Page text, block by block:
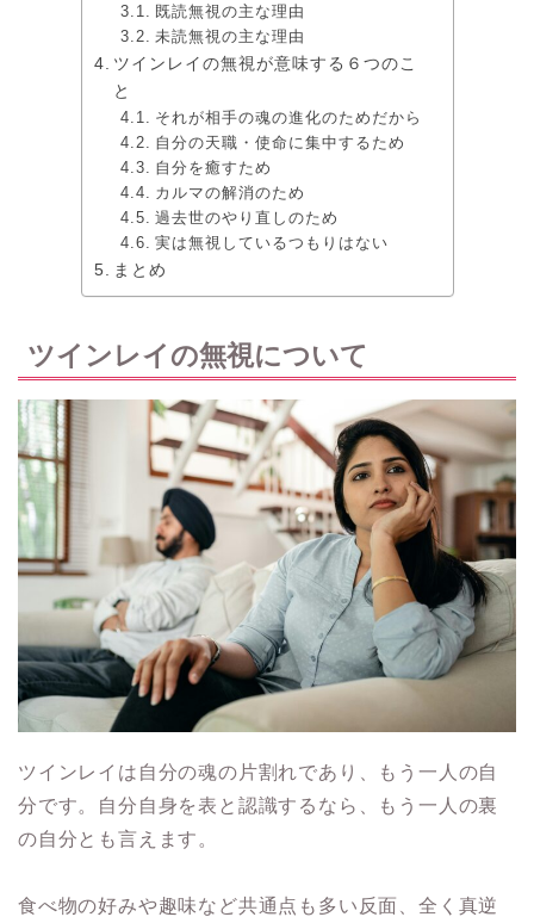
既読無視の主な理由
未読無視の主な理由
ツインレイの無視が意味する６つのこ
と
それが相手の魂の進化のためだから
自分の天職・使命に集中するため
自分を癒すため
カルマの解消のため
過去世のやり直しのため
実は無視しているつもりはない
まとめ
ツインレイの無視について
ツインレイは自分の魂の片割れであり、もう一人の自
分です。自分自身を表と認識するなら、もう一人の裏
の自分とも言えます。
食べ物の好みや趣味など共通点も多い反面、全く真逆